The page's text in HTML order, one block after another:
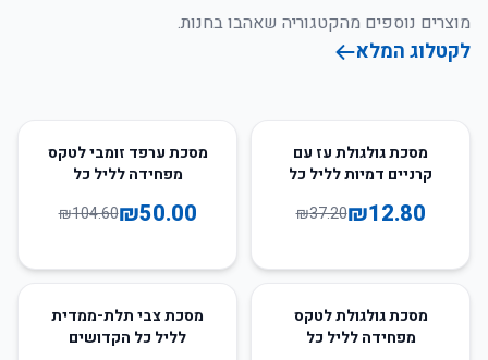
מוצרים נוספים מהקטגוריה שאהבו בחנות.
לקטלוג המלא
מסכת גולגולת עז עם
קרניים דמיות לליל כל
₪12.80
₪37.20
52
מסכת ערפד זומבי לטקס
מפחידה לליל כל
₪50.00
₪104.60
מסכת גולגולת לטקס
מפחידה לליל כל
53
מסכת צבי תלת-ממדית
לליל כל הקדושים